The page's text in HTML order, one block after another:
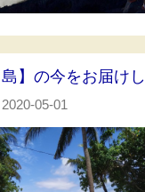
島】の今をお届けし
2020-05-01